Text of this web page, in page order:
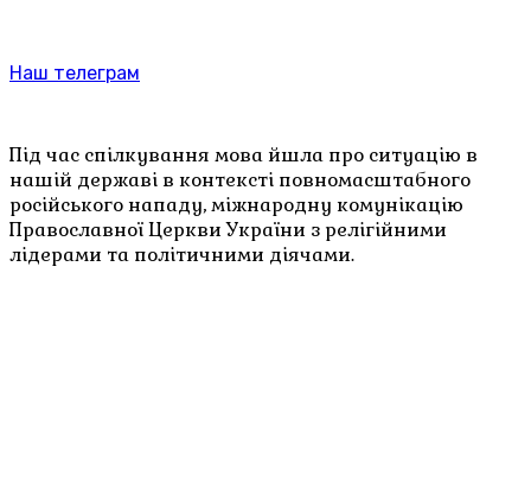
Наш телеграм
Під час спілкування мова йшла про ситуацію в
нашій державі в контексті повномасштабного
російського нападу, міжнародну комунікацію
Православної Церкви України з релігійними
лідерами та політичними діячами.